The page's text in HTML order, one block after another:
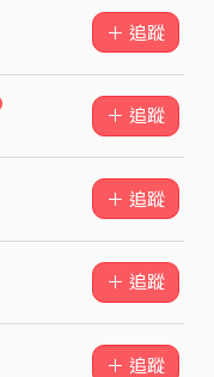
＋ 追蹤
＋ 追蹤
＋ 追蹤
＋ 追蹤
＋ 追蹤